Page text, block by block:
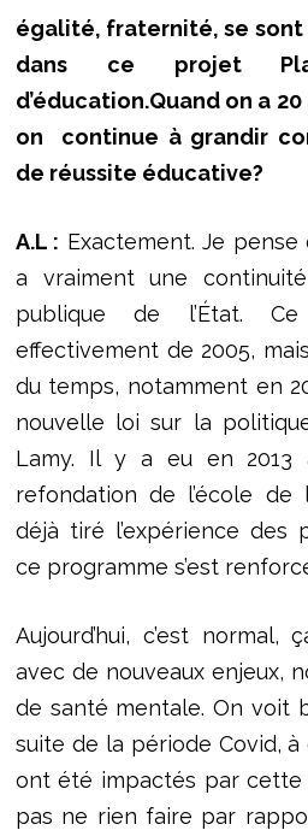
égalité, fraternité, se sont
dans ce projet
d’éducation.Quand on a
on continue à grandir
de réussite éducative?
A.L : Exactement. Je pense
a vraiment une
publique de l’État.
effectivement de 2005,
du temps, notamment en
nouvelle loi sur la
Lamy. Il y a eu en 2013
refondation de l’école de
déjà tiré l’expérience des
ce programme s’est
Aujourd’hui, c’est normal,
avec de nouveaux enjeux,
de santé mentale. On voit
suite de la période Covid,
ont été impactés par
pas ne rien faire par